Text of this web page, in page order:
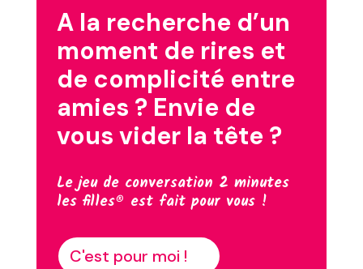
A la recherche d’un
moment de rires et
de complicité entre
amies ? Envie de
vous vider la tête ?
Le jeu de conversation 2 minutes
les filles® est fait pour vous !
C'est pour moi !